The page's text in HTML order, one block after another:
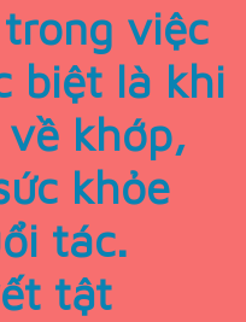
việc
biệt là khi
khớp,
khỏe
tác.
tật